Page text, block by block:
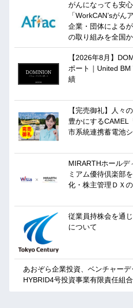
がんになっても安
「WorkCAN’sがん
企業・団体による
の取り組みを全国
【2026年8月】
ポート｜United
績
【完売御礼】人々
豊かにするCAMEL
市系統連携蓄電池
MIRARTHホールデ
ミアム優待倶楽部
化・株主管理ＤＸ
従業員持株会を通
について
あおぞら企業投資、ベンチャー
HYBRID4号投資事業有限責任組